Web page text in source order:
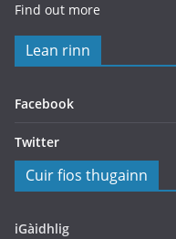
Find out more
Lean rinn
Facebook
Twitter
Cuir fios thugainn
iGàidhlig